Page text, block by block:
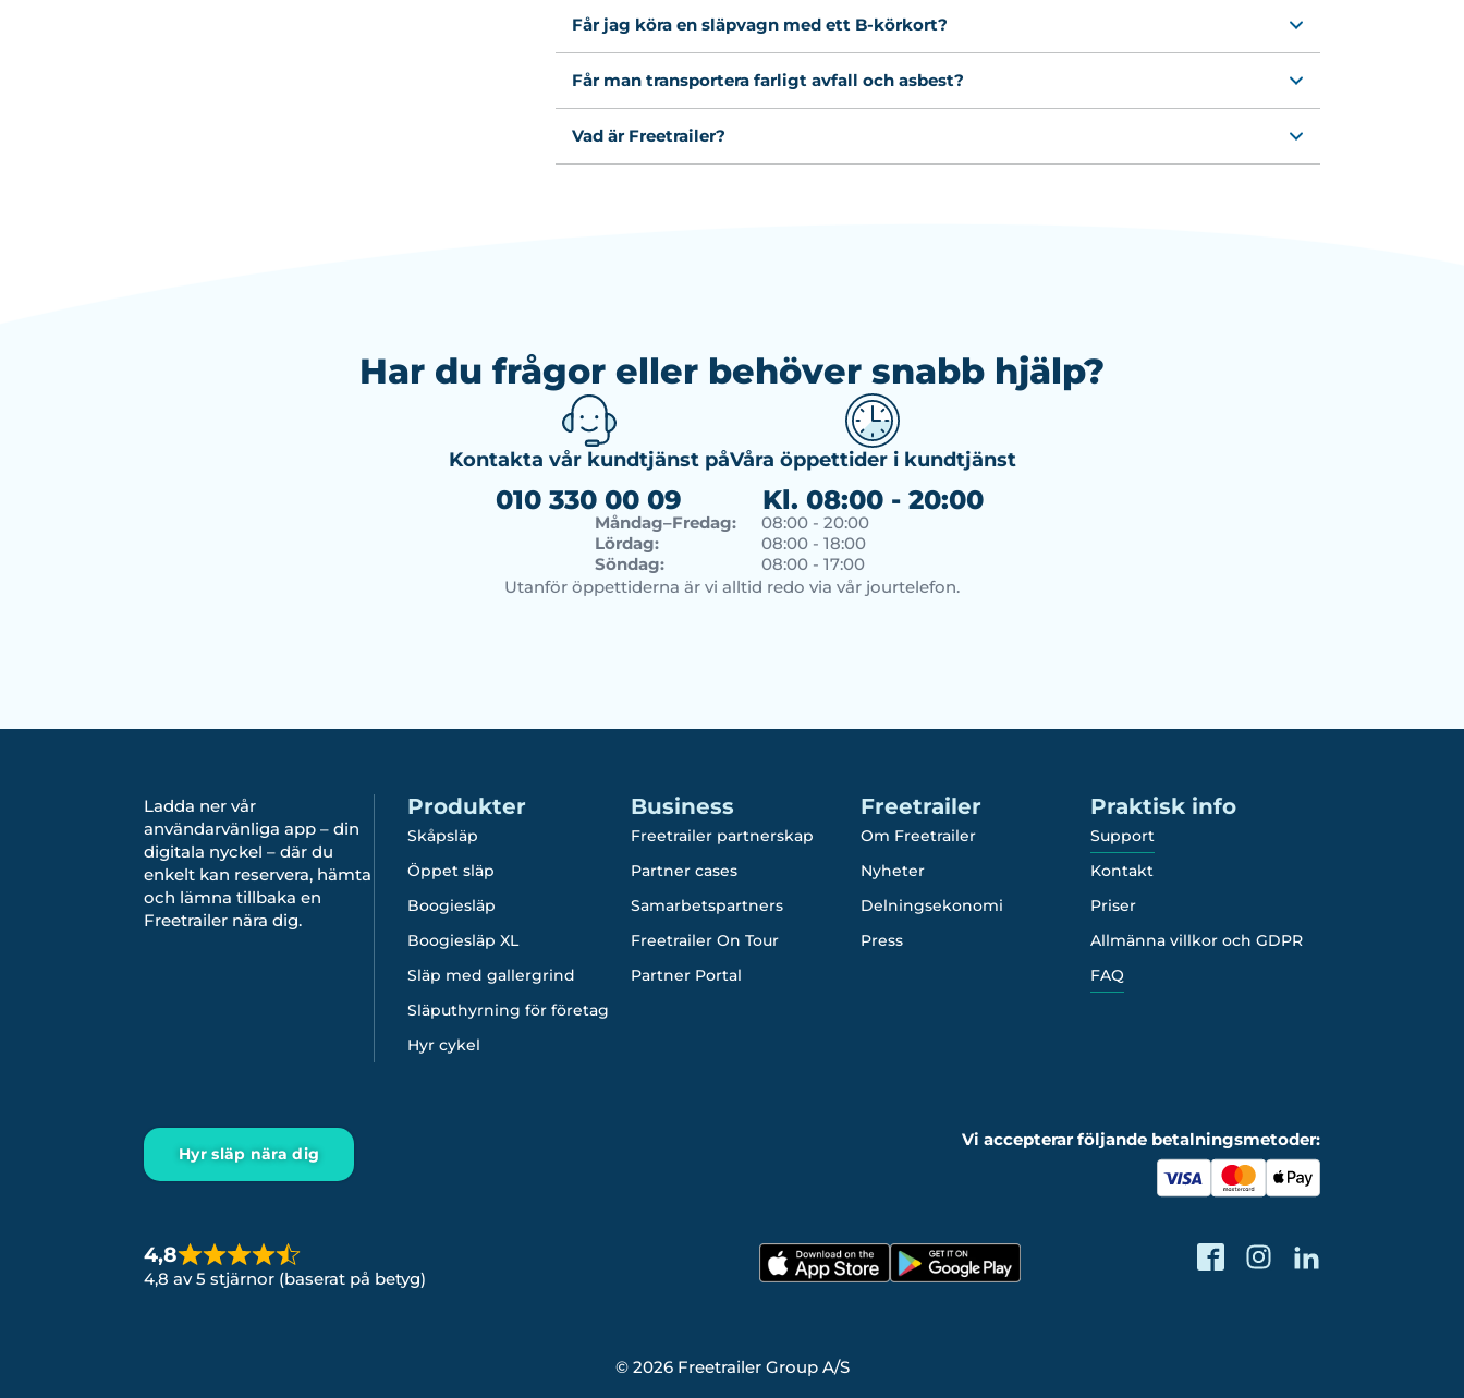
Får jag köra en släpvagn med ett B-körkort?
Får man transportera farligt avfall och asbest?
Vad är Freetrailer?
Har du frågor eller behöver snabb hjälp?
Kontakta vår kundtjänst på
010 330 00 09
Våra öppettider i kundtjänst
Kl. 08:00 - 20:00
Måndag–Fredag:
08:00 - 20:00
Lördag:
08:00 - 18:00
Söndag:
08:00 - 17:00
Utanför öppettiderna är vi alltid redo via vår jourtelefon.
Ladda ner vår
användarvänliga app – din
digitala nyckel – där du
enkelt kan reservera, hämta
och lämna tillbaka en
Freetrailer nära dig.
Produkter
Skåpsläp
Öppet släp
Boogiesläp
Boogiesläp XL
Släp med gallergrind
Släputhyrning för företag
Hyr cykel
Business
Freetrailer partnerskap
Partner cases
Samarbetspartners
Freetrailer On Tour
Partner Portal
Freetrailer
Om Freetrailer
Nyheter
Delningsekonomi
Press
Praktisk info
Support
Kontakt
Priser
Allmänna villkor och GDPR
FAQ
Hyr släp nära dig
Vi accepterar följande betalningsmetoder:
4,8
4,8 av 5 stjärnor (baserat på betyg)
© 2026 Freetrailer Group A/S